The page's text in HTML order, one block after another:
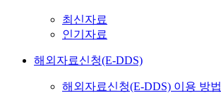
최신자료
인기자료
해외자료신청(E-DDS)
해외자료신청(E-DDS) 이용 방법